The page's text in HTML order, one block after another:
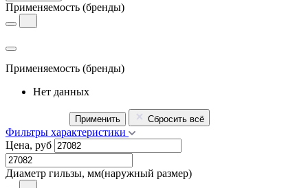
Применяемость (бренды)
Применяемость (бренды)
Нет данных
Применить Сбросить всё
Фильтры характеристики
Цена, руб
Диаметр гильзы, мм(наружный размер)